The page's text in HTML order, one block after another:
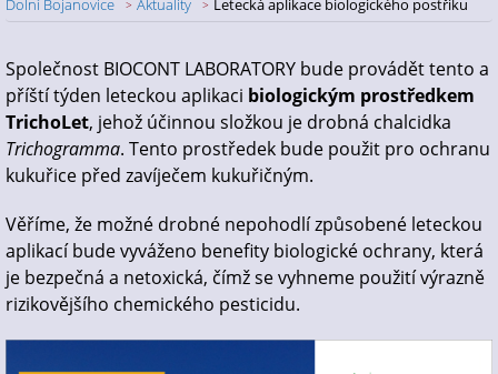
Dolní Bojanovice Aktuality Letecká aplikace biologického postřiku
Nadpis článku
Společnost BIOCONT LABORATORY bude provádět tento a
příští týden leteckou aplikaci biologickým prostředkem
TrichoLet, jehož účinnou složkou je drobná chalcidka
Trichogramma. Tento prostředek bude použit pro ochranu
kukuřice před zavíječem kukuřičným.
Věříme, že možné drobné nepohodlí způsobené leteckou
aplikací bude vyváženo benefity biologické ochrany, která
je bezpečná a netoxická, čímž se vyhneme použití výrazně
rizikovějšího chemického pesticidu.